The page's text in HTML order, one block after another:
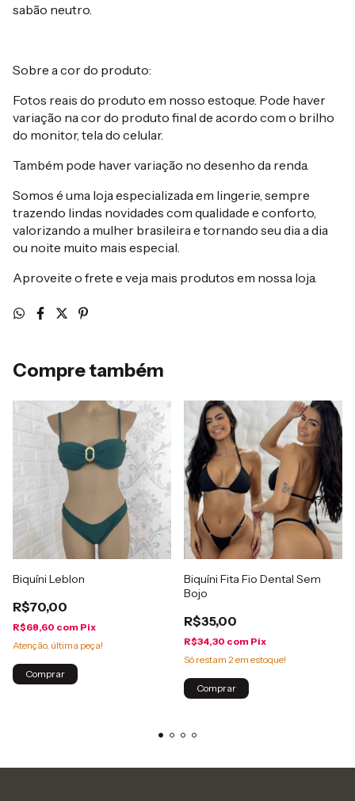
sabão neutro.
Sobre a cor do produto:
Fotos reais do produto em nosso estoque. Pode haver
variação na cor do produto final de acordo com o brilho
do monitor, tela do celular.
Também pode haver variação no desenho da renda.
Somos é uma loja especializada em lingerie, sempre
trazendo lindas novidades com qualidade e conforto,
valorizando a mulher brasileira e tornando seu dia a dia
ou noite muito mais especial.
Aproveite o frete e veja mais produtos em nossa loja.
Compre também
Biquíni Leblon
R$70,00
R$68,60 com Pix
Atenção, última peça!
Comprar
Biquíni Fita Fio Dental Sem
Bojo
R$35,00
R$34,30 com Pix
Só restam 2em estoque!
Comprar